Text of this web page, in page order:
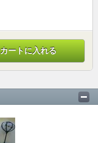
カートに入れる